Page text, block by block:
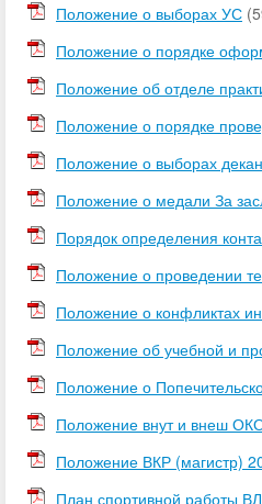
Положение о выборах УС
Положение о порядке
Положение об отделе
Положение о порядке
Положение о выборах
Положение о медали За
Порядок определения
Положение о проведении
Положение о конфликтах
Положение об учебной и
Положение о
Положение внут и внеш
Положение ВКР (магистр)
План спортивной работы